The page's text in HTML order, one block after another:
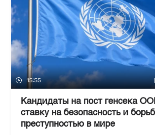
15:55
Кандидаты на пост генсека
ставку на безопасность и
преступностью в мире